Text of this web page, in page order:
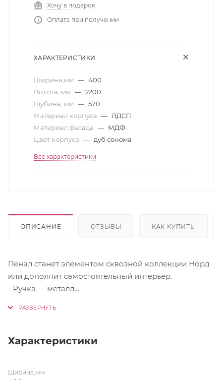
Хочу в подарок
Оплата при получении
ХАРАКТЕРИСТИКИ
Ширина,мм — 400
Высота, мм — 2200
Глубина, мм — 570
Материал корпуса — ЛДСП
Материал фасада — МДФ
Цвет корпуса — дуб сонома
Все характеристики
ОПИСАНИЕ ОТЗЫВЫ КАК КУПИТЬ
Пенал станет элементом сквозной коллекции Норд
или дополнит самостоятельный интерьер.
- Ручка — металл
левую сторону
Характеристики
Ширина,мм